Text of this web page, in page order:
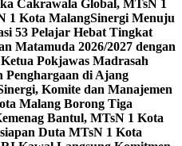
Cakrawala Global, MTsN 1
1 Kota MalangSinergi Menuju
53 Pelajar Hebat Tingkat
Matamuda 2026/2027 dengan
Pokjawas Madrasah
di Ajang
Komite dan Manajemen
Malang Borong Tiga
Bantul, MTsN 1 Kota
Duta MTsN 1 Kota